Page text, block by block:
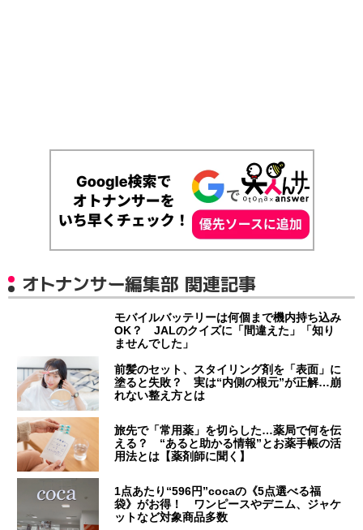
オトナンサー編集部 関連記事
モバイルバッテリーは何個まで機内持ち込み
OK？ JALのクイズに「間違えた」「知り
ませんでした」
前髪のセット、スタイリング剤を「表面」に
塗ると失敗？ 実は“内側の根元”が正解…崩
れない整え方とは
旅先で「常用薬」を切らした…薬局で何を伝
える？ “あると助かる情報”とお薬手帳の活
用法とは【薬剤師に聞く】
1点あたり“596円”cocaの《5点選べる福
袋》がお得！ ワンピースやデニム、ジャケ
ットなど対象商品多数